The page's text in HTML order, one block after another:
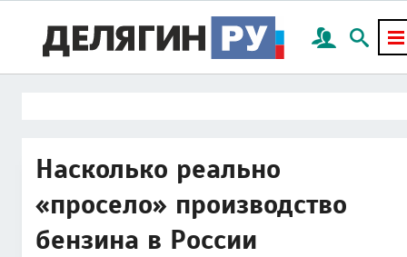
Насколько реально
«просело» производство
бензина в России